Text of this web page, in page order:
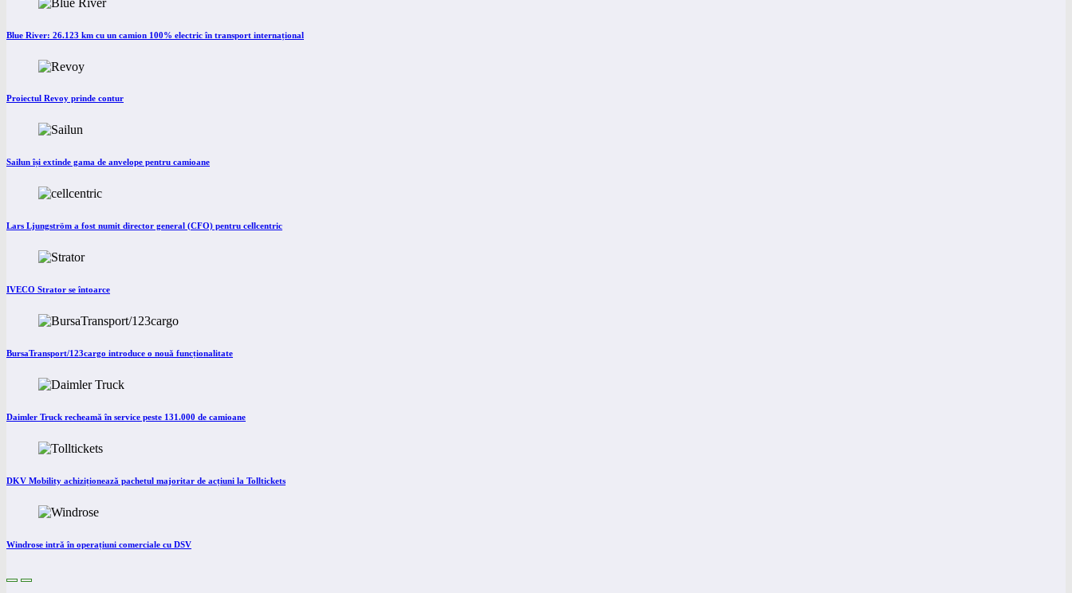
Blue River: 26.123 km cu un camion 100% electric în transport internațional
Proiectul Revoy prinde contur
Sailun își extinde gama de anvelope pentru camioane
Lars Ljungström a fost numit director general (CFO) pentru cellcentric
IVECO Strator se întoarce
BursaTransport/123cargo introduce o nouă funcționalitate
Daimler Truck recheamă în service peste 131.000 de camioane
DKV Mobility achiziționează pachetul majoritar de acțiuni la Tolltickets
Windrose intră în operațiuni comerciale cu DSV